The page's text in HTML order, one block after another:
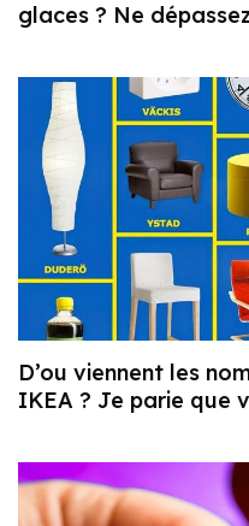
glaces ? Ne
D’ou viennent les
IKEA ? Je parie que